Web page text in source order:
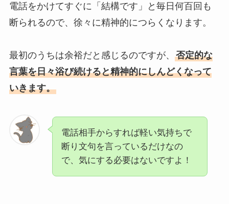
電話をかけてすぐに「結構です」と毎日何百回も
断られるので、徐々に精神的につらくなります。
最初のうちは余裕だと感じるのですが、 否定的な
言葉を日々浴び続けると精神的にしんどくなって
いきます。
電話相手からすれば軽い気持ちで
断り文句を言っているだけなの
で、気にする必要はないですよ！